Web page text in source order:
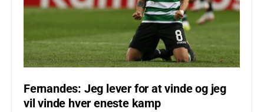
Fernandes: Jeg lever for at vinde og jeg
vil vinde hver eneste kamp